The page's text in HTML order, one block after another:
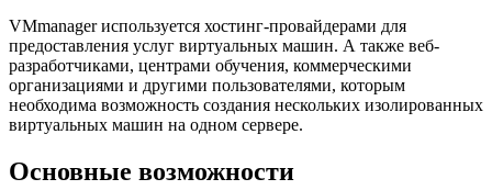
VMmanager используется хостинг-провайдерами для
предоставления услуг виртуальных машин. А также веб-
разработчиками, центрами обучения, коммерческими
организациями и другими пользователями, которым
необходима возможность создания нескольких изолированных
виртуальных машин на одном сервере.
Основные возможности